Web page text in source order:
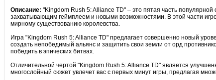
Описание: "Kingdom Rush 5: Alliance TD" – это пятая часть
захватывающим геймплеем и новыми возможностями. В этой части
мирному существованию королевства.
Игра "Kingdom Rush 5: Alliance TD" предлагает совершенно новый
создать непобедимый альянс и защитить свои земли от орд
победить в эпических битвах.
Отличительной чертой "Kingdom Rush 5: Alliance TD" является
многослойный сюжет увлечет вас с первых минут игры, предлагая